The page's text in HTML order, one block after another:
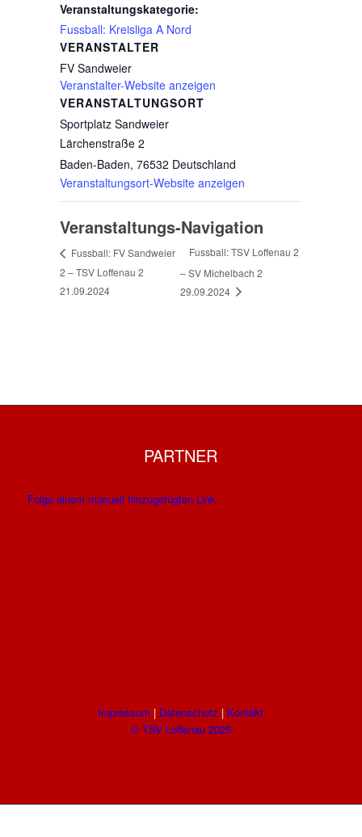
Veranstaltungskategorie:
Fussball: Kreisliga A Nord
VERANSTALTUNGSORT
Sportplatz Sandweier
Lärchenstraße 2
Baden-Baden, 76532 Deutschland
Veranstaltungsort-Website anzeigen
VERANSTALTER
FV Sandweier
Veranstalter-Website anzeigen
Veranstaltungs-Navigation
Fussball: FV Sandweier
2 – TSV Loffenau 2
21.09.2024
Fussball: TSV Loffenau 2
– SV Michelbach 2
29.09.2024
PARTNER
Folge einem manuell hinzugefügten Link
Impressum | Datenschutz | Kontakt
© TSV Loffenau 2025